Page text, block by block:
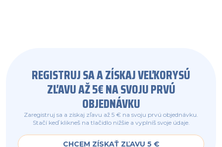
REGISTRUJ SA A ZÍSKAJ VEĽKORYSÚ
ZĽAVU AŽ 5€ NA SVOJU PRVÚ
OBJEDNÁVKU
Zaregistruj sa a získaj zľavu až 5 € na svoju prvú objednávku.
Stačí keď klikneš na tlačidlo nižšie a vyplníš svoje údaje.
CHCEM ZÍSKAŤ ZĽAVU 5 €